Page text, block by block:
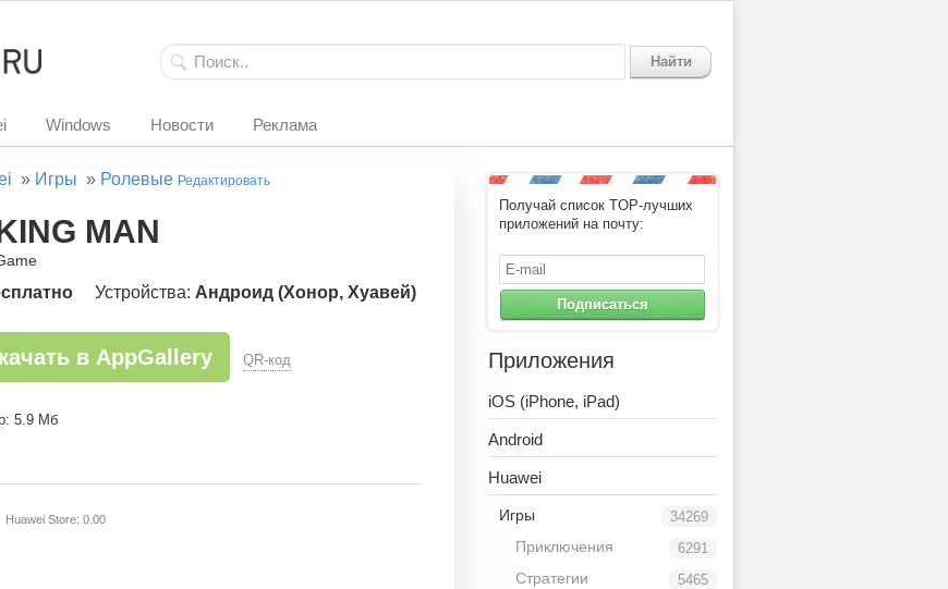
Найти
Windows Новости Реклама
» Игры » Ролевые Редактировать
MAN
Устройства: Андроид (Хонор, Хуавей)
в AppGallery QR-код
5.9 Мб
Huawei Store: 0.00
Получай список TOP-лучших
приложений на почту:
Подписаться
Приложения
iOS (iPhone, iPad)
Android
Huawei
34269
Игры
6291
Приключения
5465
Стратегии